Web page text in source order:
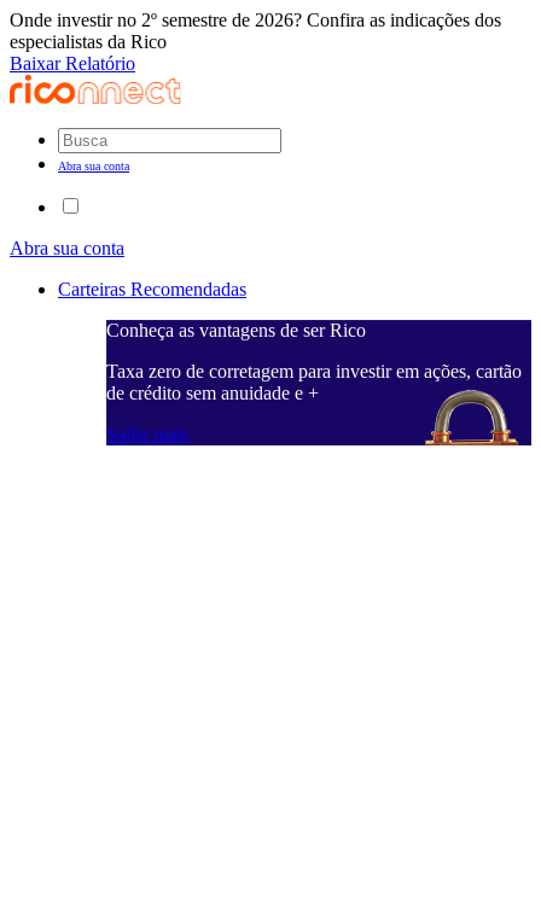
Onde investir no 2º semestre de 2026? Confira as indicações dos
especialistas da Rico
Baixar Relatório
Abra sua conta
Abra sua conta
Carteiras Recomendadas
Conheça as vantagens de ser Rico
Taxa zero de corretagem para investir em ações, cartão
de crédito sem anuidade e +
Saiba mais